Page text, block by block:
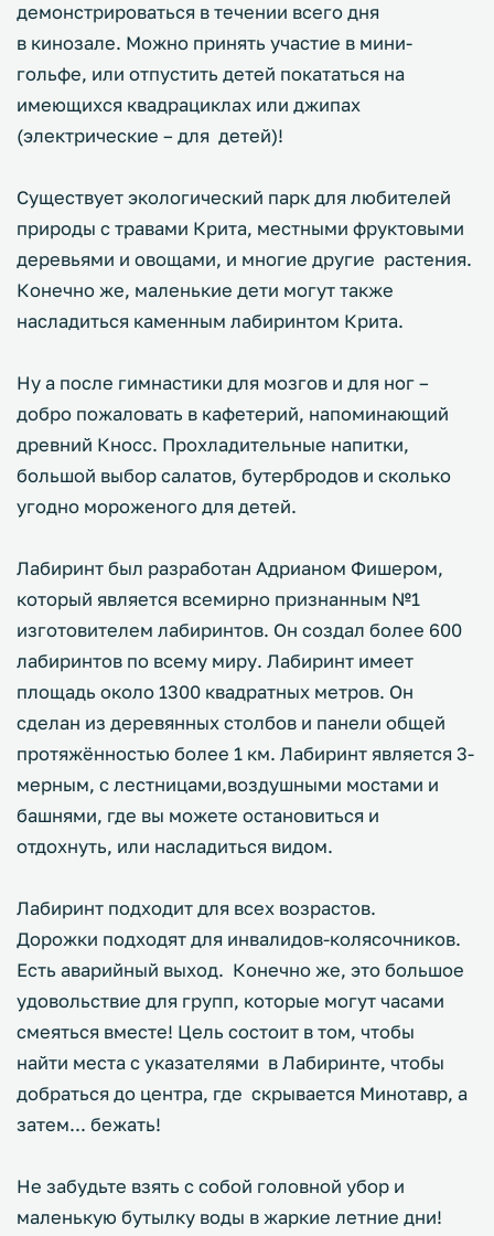
демонстрироваться в течении всего дня
в кинозале. Можно принять участие в мини-
гольфе, или отпустить детей покататься на
имеющихся квадрациклах или джипах
(электрические – для детей)!
Существует экологический парк для любителей
природы с травами Крита, местными фруктовыми
деревьями и овощами, и многие другие растения.
Конечно же, маленькие дети могут также
насладиться каменным лабиринтом Крита.
Ну а после гимнастики для мозгов и для ног –
добро пожаловать в кафетерий, напоминающий
древний Кносс. Прохладительные напитки,
большой выбор салатов, бутербродов и сколько
угодно мороженого для детей.
Лабиринт был разработан Адрианом Фишером,
который является всемирно признанным №1
изготовителем лабиринтов. Он создал более 600
лабиринтов по всему миру. Лабиринт имеет
площадь около 1300 квадратных метров. Он
сделан из деревянных столбов и панели общей
протяжённостью более 1 км. Лабиринт является 3-
мерным, с лестницами,воздушными мостами и
башнями, где вы можете остановиться и
отдохнуть, или насладиться видом.
Лабиринт подходит для всех возрастов.
Дорожки подходят для инвалидов-колясочников.
Есть аварийный выход. Конечно же, это большое
удовольствие для групп, которые могут часами
смеяться вместе! Цель состоит в том, чтобы
найти места с указателями в Лабиринте, чтобы
добраться до центра, где скрывается Минотавр, а
затем... бежать!
Не забудьте взять с собой головной убор и
маленькую бутылку воды в жаркие летние дни!